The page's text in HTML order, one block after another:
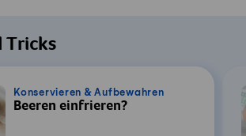
Tricks
Konservieren & Aufbewahren
Beeren einfrieren?